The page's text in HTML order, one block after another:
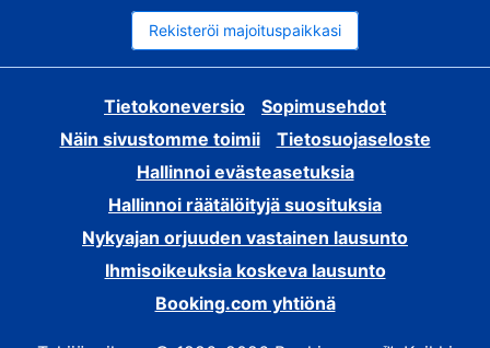
Rekisteröi majoituspaikkasi
Tietokoneversio
Sopimusehdot
Näin sivustomme toimii
Tietosuojaseloste
Hallinnoi evästeasetuksia
Hallinnoi räätälöityjä suosituksia
Nykyajan orjuuden vastainen lausunto
Ihmisoikeuksia koskeva lausunto
Booking.com yhtiönä